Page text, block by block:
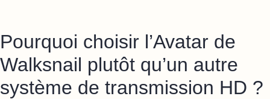
Pourquoi choisir l’Avatar de
Walksnail plutôt qu’un autre
système de transmission HD ?